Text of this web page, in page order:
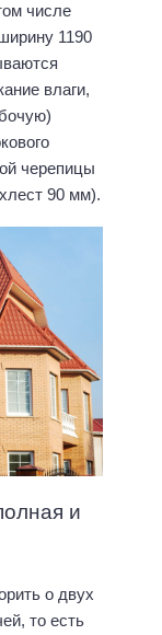
числе
1190
влаги,
черепицы
90 мм).
и
о двух
то есть